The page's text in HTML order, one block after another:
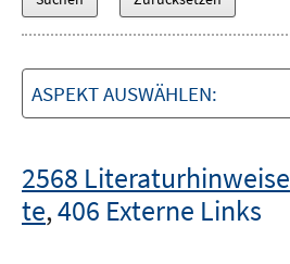
ASPEKT AUSWÄHLEN:
2568 Literaturhinweise
te,406 Externe Links